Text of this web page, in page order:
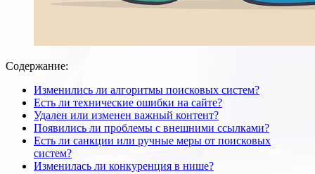
Содержание:
Изменились ли алгоритмы поисковых систем?
Есть ли технические ошибки на сайте?
Удален или изменен важный контент?
Появились ли проблемы с внешними ссылками?
Есть ли санкции или ручные меры от поисковых
систем?
Изменилась ли конкуренция в нише?